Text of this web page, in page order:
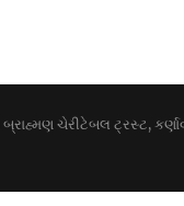
ચેરીટેબલ ટ્રસ્ટ,